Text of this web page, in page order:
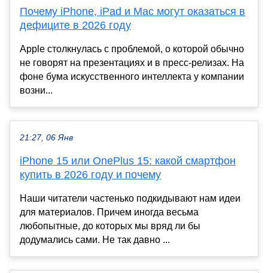
Почему iPhone, iPad и Mac могут оказаться в
дефиците в 2026 году
Apple столкнулась с проблемой, о которой обычно
не говорят на презентациях и в пресс-релизах. На
фоне бума искусственного интеллекта у компании
возни...
21:27, 06 Янв
iPhone 15 или OnePlus 15: какой смартфон
купить в 2026 году и почему
Наши читатели частенько подкидывают нам идеи
для материалов. Причем иногда весьма
любопытные, до которых мы вряд ли бы
додумались сами. Не так давно ...